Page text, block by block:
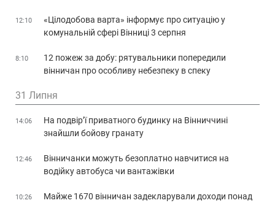
12:10
«Цілодобова варта» інформує про ситуацію у
комунальній сфері Вінниці 3 серпня
8:10
12 пожеж за добу: рятувальники попередили
вінничан про особливу небезпеку в спеку
31 Липня
14:06
На подвір’ї приватного будинку на Вінниччині
знайшли бойову гранату
12:46
Вінничанки можуть безоплатно навчитися на
водійку автобуса чи вантажівки
10:26
Майже 1670 вінничан задекларували доходи понад